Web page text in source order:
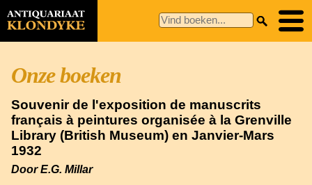
Onze boeken
Souvenir de l'exposition de manuscrits
français à peintures organisée à la Grenville
Library (British Museum) en Janvier-Mars
1932
Door E.G. Millar